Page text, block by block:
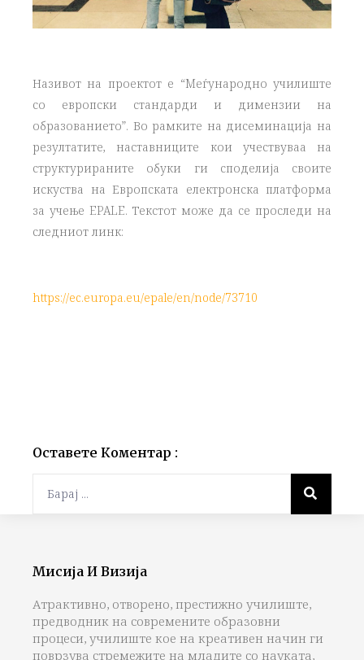
Називот на проектот е “Mеѓународно училиште
со европски стандарди и димензии на
образованието”. Во рамките на дисеминација на
резултатите, наставниците кои учествуваа на
структурираните обуки ги споделија своите
искуства на Европската електронска платформа
за учење EPALE. Текстот може да се проследи на
следниот линк:
https://ec.europa.eu/epale/en/node/73710
Оставете Коментар :
Мисија И Визија
Атрактивно, отворено, престижно училиште,
предводник на современите образовни
процеси, училиште кое на креативен начин ги
поврзува стремежите на младите со науката,